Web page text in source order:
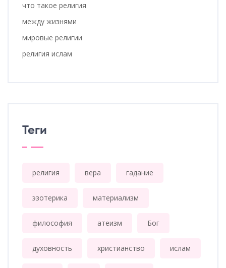
что такое религия
между жизнями
мировые религии
религия ислам
Теги
религия вера гадание
эзотерика материализм
философия атеизм Бог
духовность христианство ислам